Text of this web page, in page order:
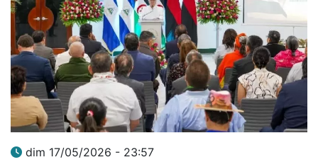
dim 17/05/2026 - 23:57